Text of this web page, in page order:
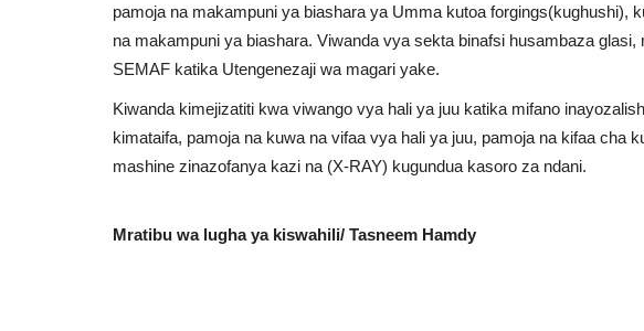
pamoja na makampuni ya biashara ya Umma kutoa forgings(kughushi),
na makampuni ya biashara. Viwanda vya sekta binafsi husambaza
SEMAF katika Utengenezaji wa magari yake.
Kiwanda kimejizatiti kwa viwango vya hali ya juu katika mifano
kimataifa, pamoja na kuwa na vifaa vya hali ya juu, pamoja na kifaa cha
mashine zinazofanya kazi na (X-RAY) kugundua kasoro za ndani.
Mratibu wa lugha ya kiswahili/ Tasneem Hamdy